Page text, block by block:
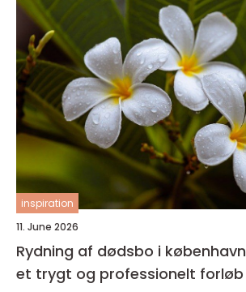
inspiration
11. June 2026
Rydning af dødsbo i københavn sådan får du
et trygt og professionelt forløb